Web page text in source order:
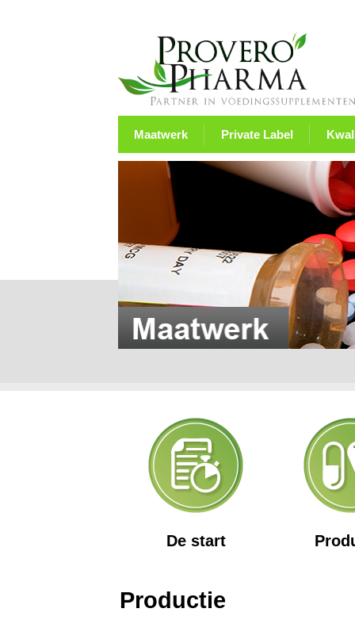
Maatwerk Private Label
De start
Productie